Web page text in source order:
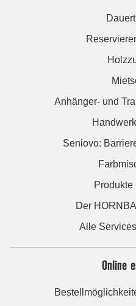
Anhänger- und
Seniovo:
Produkte
Der
Alle
Online